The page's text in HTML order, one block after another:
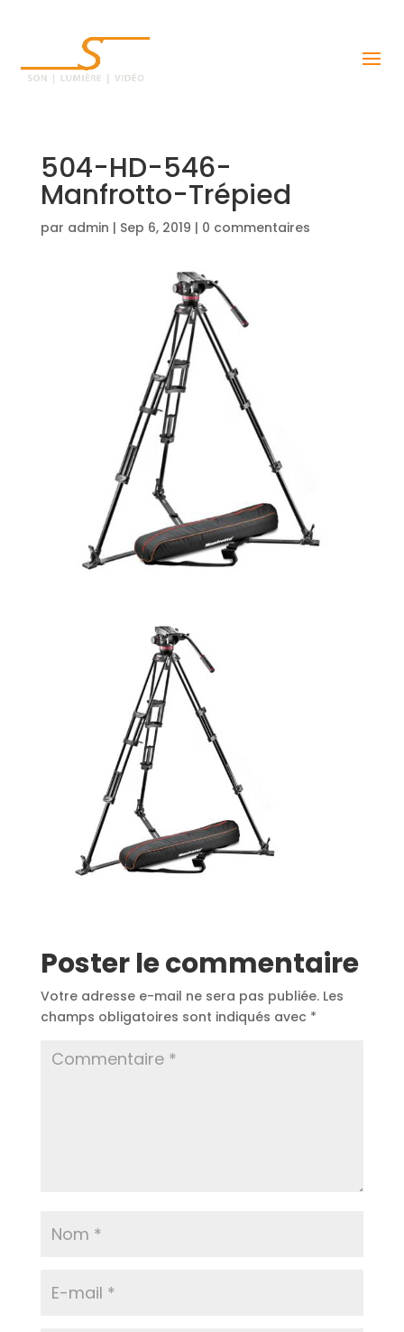
504-HD-546-
Manfrotto-Trépied
par admin | Sep 6, 2019 | 0 commentaires
Poster le commentaire
Votre adresse e-mail ne sera pas publiée. Les
champs obligatoires sont indiqués avec *